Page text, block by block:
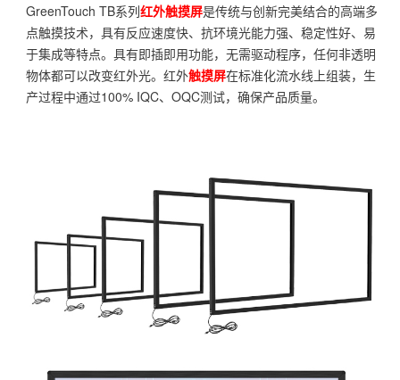
GreenTouch TB系列红外触摸屏是传统与创新完美结合的高端多
点触摸技术，具有反应速度快、抗环境光能力强、稳定性好、易
于集成等特点。具有即插即用功能，无需驱动程序，任何非透明
物体都可以改变红外光。红外触摸屏在标准化流水线上组装，生
产过程中通过100% IQC、OQC测试，确保产品质量。